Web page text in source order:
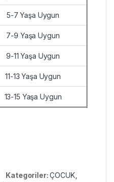
5-7 Yaşa Uygun
7-9 Yaşa Uygun
9-11 Yaşa Uygun
11-13 Yaşa Uygun
13-15 Yaşa Uygun
Kategoriler:ÇOCUK,